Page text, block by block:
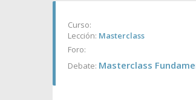
Curso:
Lección: Masterclass
Foro:
Debate: Masterclass